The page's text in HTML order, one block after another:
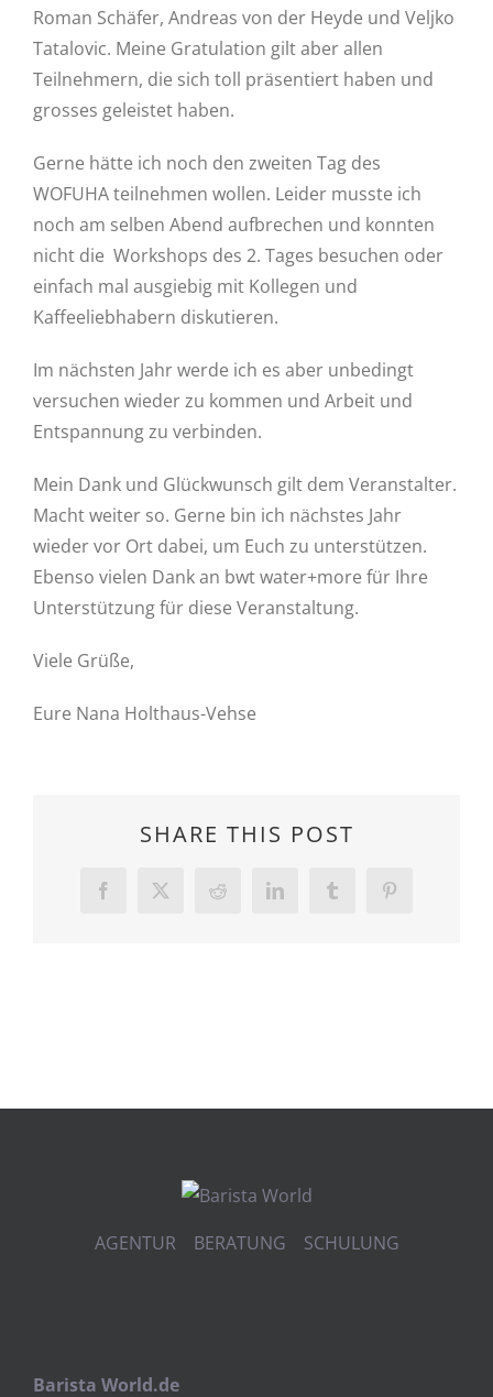
Roman Schäfer, Andreas von der Heyde und Veljko
Tatalovic. Meine Gratulation gilt aber allen
Teilnehmern, die sich toll präsentiert haben und
grosses geleistet haben.
Gerne hätte ich noch den zweiten Tag des
WOFUHA teilnehmen wollen. Leider musste ich
noch am selben Abend aufbrechen und konnten
nicht die Workshops des 2. Tages besuchen oder
einfach mal ausgiebig mit Kollegen und
Kaffeeliebhabern diskutieren.
Im nächsten Jahr werde ich es aber unbedingt
versuchen wieder zu kommen und Arbeit und
Entspannung zu verbinden.
Mein Dank und Glückwunsch gilt dem Veranstalter.
Macht weiter so. Gerne bin ich nächstes Jahr
wieder vor Ort dabei, um Euch zu unterstützen.
Ebenso vielen Dank an bwt water+more für Ihre
Unterstützung für diese Veranstaltung.
Viele Grüße,
Eure Nana Holthaus-Vehse
SHARE THIS POST
FacebookTwitter Reddit LinkedInTumblr Pinterest
AGENTUR BERATUNG SCHULUNG
Barista World.de